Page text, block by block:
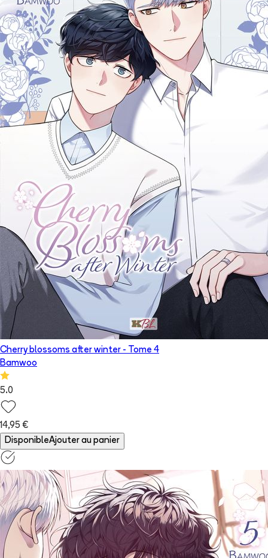
Cherry blossoms after winter - Tome 4
Bamwoo
5.0
14,95 €
DisponibleAjouter au panier